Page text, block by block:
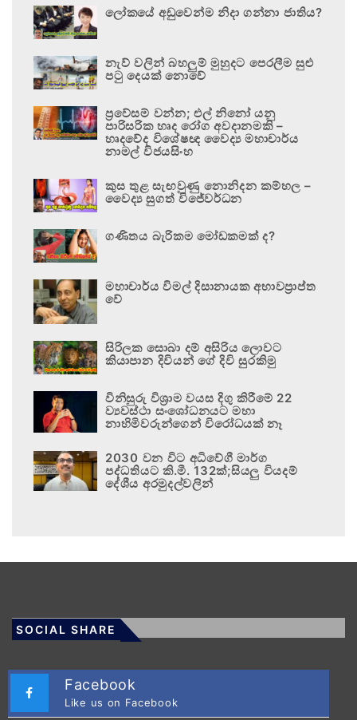
ලෝකයේ අඩුවෙන්ම නිදා ගන්නා ජාතිය?
නැව් වලින් බහලුම් මුහුදට පෙරලීම සුළු
පටු දෙයක් නොවේ
ප්‍රවේසම් වන්න; එල් නිනෝ යනු
පාරිසරික හෘද රෝග අවදානමකි –
හෘදවේද විශේෂඥ වෛද්‍ය මහාචාර්ය
නාමල් විජයසිංහ
කුස තුළ සැඟවුණු නොනිදන කම්හල –
වෛද්‍ය සුගත් විජේවර්ධන
ගණිතය බැරිකම මෝඩකමක් ද?
මහාචාර්ය විමල් දිසානායක අභාවප්‍රාප්ත
වේ
සිරිලක සොබා දම් අසිරිය ලොවට
කියාපාන දිවියන් ගේ දිවි සුරකිමු
විනිසුරු විශ්‍රාම වයස දිගු කිරීමේ 22
ව්‍යවස්ථා සංශෝධනයට මහා
නාහිමිවරුන්ගෙන් විරෝධයක් නෑ
2030 වන විට අධිවේගී මාර්ග
පද්ධතියට කි.මී. 132ක්;සියලු වියදම්
දේශීය අරමුදල්වලින්
SOCIAL SHARE
Facebook
Like us on Facebook